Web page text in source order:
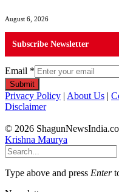
August 6, 2026
Subscribe Newsletter
Email *
Submit
Privacy Policy | About Us |
Disclaimer
© 2026
Krishna Maurya
Type above and press Enter